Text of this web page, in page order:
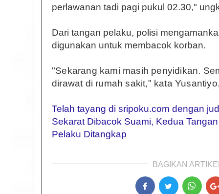
perlawanan tadi pagi pukul 02.30,"
Dari tangan pelaku, polisi
digunakan untuk membacok korban.
"Sekarang kami masih penyidikan.
dirawat di rumah sakit," kata
Telah tayang di sripoku.com dengan
Sekarat Dibacok Suami, Kedua
Pelaku Ditangkap
BAGIKAN